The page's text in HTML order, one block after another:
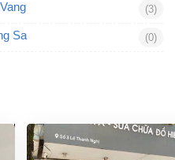
(3)
Sa (0)